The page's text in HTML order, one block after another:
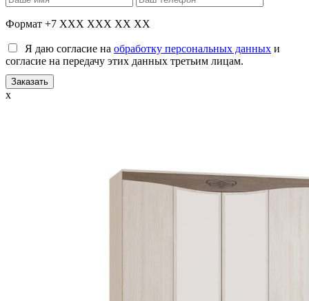
Формат +7 XXX XXX XX XX
Я даю согласие на обработку персональных данных и
согласие на передачу этих данных третьим лицам.
x